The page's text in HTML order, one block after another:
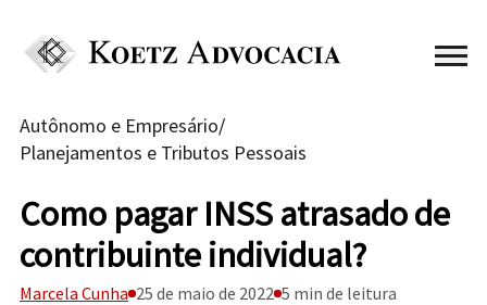
Autônomo e Empresário/
Planejamentos e Tributos Pessoais
Como pagar INSS atrasado de
contribuinte individual?
Marcela Cunha 25 de maio de 2022 5 min de leitura